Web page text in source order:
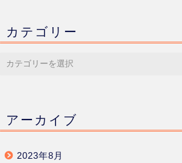
カテゴリー
アーカイブ
2023年8月